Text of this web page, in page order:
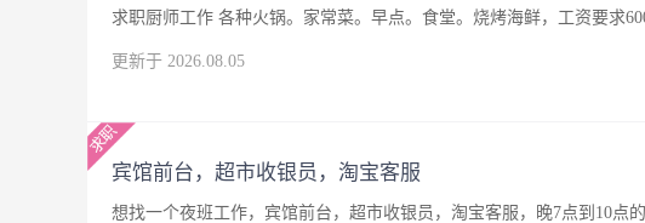
求职厨师工作 各种火锅。家常菜。早点。食堂。烧烤海鲜，工资要求
更新于 2026.08.05
宾馆前台，超市收银员，淘宝客服
想找一个夜班工作，宾馆前台，超市收银员，淘宝客服，晚7点到10点